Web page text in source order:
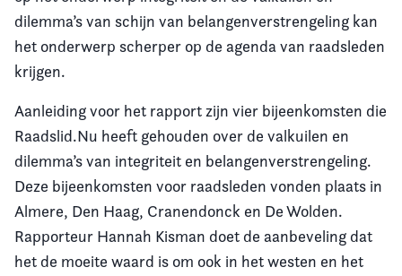
dilemma’s van schijn van belangenverstrengeling kan
het onderwerp scherper op de agenda van raadsleden
krijgen.
Aanleiding voor het rapport zijn vier bijeenkomsten die
Raadslid.Nu heeft gehouden over de valkuilen en
dilemma’s van integriteit en belangenverstrengeling.
Deze bijeenkomsten voor raadsleden vonden plaats in
Almere, Den Haag, Cranendonck en De Wolden.
Rapporteur Hannah Kisman doet de aanbeveling dat
het de moeite waard is om ook in het westen en het